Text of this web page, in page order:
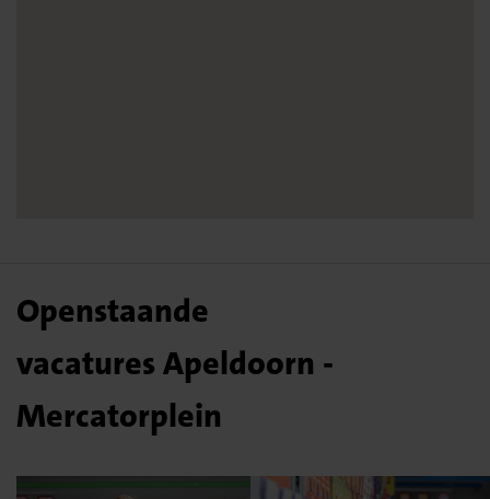
Openstaande
vacatures Apeldoorn -
Mercatorplein